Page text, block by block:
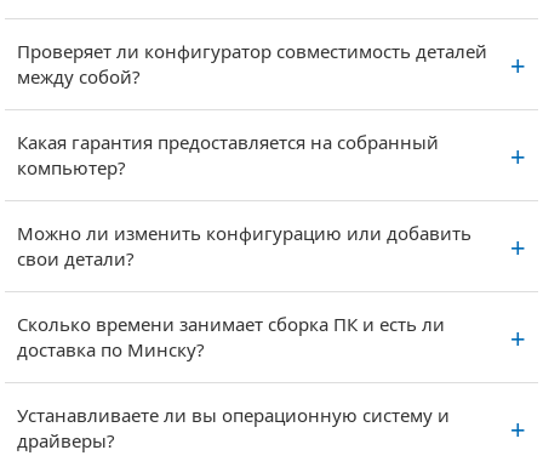
Проверяет ли конфигуратор совместимость деталей
между собой?
Какая гарантия предоставляется на собранный
компьютер?
Можно ли изменить конфигурацию или добавить
свои детали?
Сколько времени занимает сборка ПК и есть ли
доставка по Минску?
Устанавливаете ли вы операционную систему и
драйверы?